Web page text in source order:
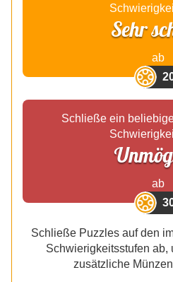
Sehr
ab
Schließe ein
ab
Schließe Puzzles auf den
Schwierigkeitsstufen ab,
zusätzliche